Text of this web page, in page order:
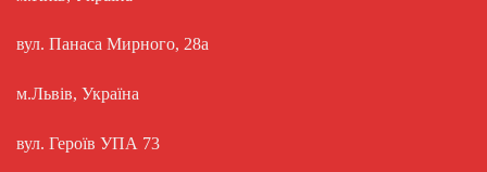
вул. Панаса Мирного, 28а
м.Львів, Україна
вул. Героїв УПА 73